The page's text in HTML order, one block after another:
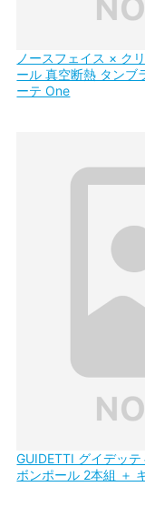
ノースフェイス × ク
ール 真空断熱 タンブ
ーテ One
GUIDETTI グイデッ
ボンポール 2本組 ＋